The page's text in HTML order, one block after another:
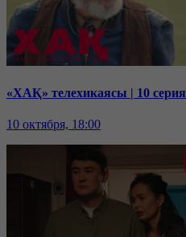
«ХАҚ» телехикаясы | 10 серия
10 октября, 18:00